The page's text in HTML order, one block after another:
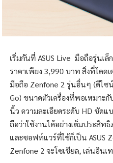
เริ่มกันที่ ASUS Live มือถือรุ่นเล็
ราคาเพียง 3,990 บาท สิ่งที่โด
มือถือ Zenfone 2 รุ่นอื่นๆ (ดีไซน์
Go) ขนาดตัวเครื่องที่พอเหมาะ
นิ้ว ความละเอียดระดับ HD ชัดแ
ถือว่าใช้งานได้อย่างเต็มประสิท
และซอฟท์แวร์ที่ใช้ก็เป็น ASUS
Zenfone 2 จะโซเชียล, เล่นอินเ